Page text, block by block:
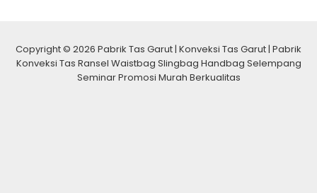
Copyright © 2026 Pabrik Tas Garut | Konveksi Tas Garut | Pabrik
Konveksi Tas Ransel Waistbag Slingbag Handbag Selempang
Seminar Promosi Murah Berkualitas